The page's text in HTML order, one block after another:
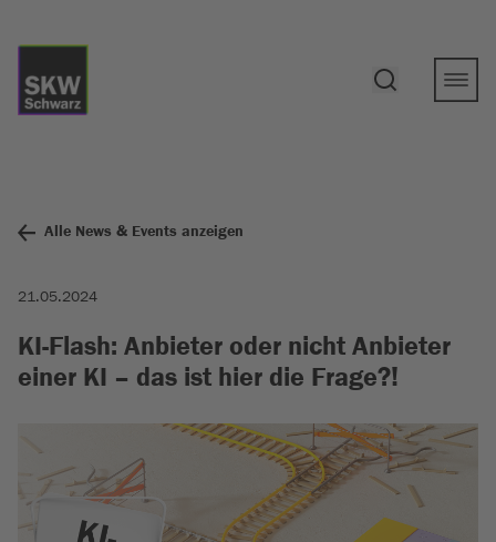
Alle News & Events anzeigen
21.05.2024
KI-Flash: Anbieter oder nicht Anbieter
einer KI – das ist hier die Frage?!